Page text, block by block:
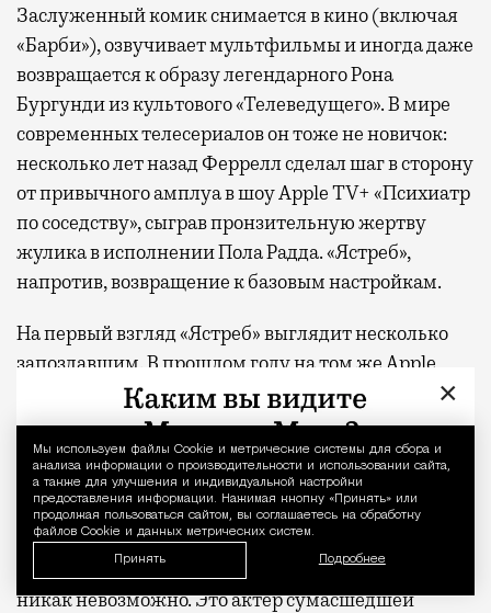
Уведомление
Мы используем файлы Сookie и метрические системы для сбора и
анализа информации о производительности и использовании сайта,
а также для улучшения и индивидуальной настройки
предоставления информации. Нажимая кнопку «Принять» или
продолжая пользоваться сайтом, вы соглашаетесь на обработку
файлов Cookie и данных метрических систем.
Принять Подробнее
Заслуженный комик снимается в кино (включая
«Барби»), озвучивает мультфильмы и иногда даже
возвращается к образу легендарного Рона
Бургунди из культового «Телеведущего». В мире
современных телесериалов он тоже не новичок:
несколько лет назад Феррелл сделал шаг в сторону
от привычного амплуа в шоу Apple TV+ «Психиатр
по соседству», сыграв пронзительную жертву
жулика в исполнении Пола Радда. «Ястреб»,
напротив, возвращение к базовым настройкам.
На первый взгляд «Ястреб» выглядит несколько
запоздавшим. В прошлом году на том же Apple
TV+ вышел «Король гольфа» с Оуэном Уилсоном,
который завоевал публику и обеспечил сериалу
продление на второй сезон. Одной комедии про
гольф миру должно быть достаточно, но не тут-то
было. Беспардонной энергии, с которой
феррелловский Лонни Хокинс влетает (этот
каламбур был неизбежен) в кадр, сопротивляться
никак невозможно. Это актер сумасшедшей
×